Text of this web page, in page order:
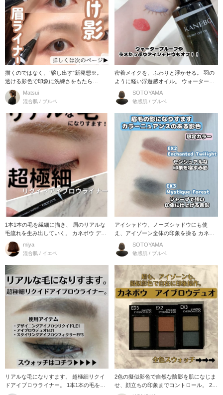
描くのではなく、“醸し出す”新発想※。
透ける影色で印象に洗練さをもたら
す、“透け影”眉ラ
Matsui
混合肌 / ブルベ
密着メイクを、ふわりと浮かせる。 羽の
ように軽い浮遊感オイル。 ウォータープ
ルーフマスカ
SOTOYAMA
敏感肌 / ブルベ
1本1本の毛を繊細に描き、 眉のリアルな
毛流れを生み出していく。 カネボウ デザ
イ
miya
混合肌 / イエベ
アイシャドウ、ノーズシャドウにも使
え、アイゾーン全体の印象を操る カネボ
ウ アイブロ
SOTOYAMA
敏感肌 / ブルベ
リアルな毛になりすます。 超極細リクイ
ドアイブロウライナー。 1本1本の毛を繊
細に
2色の擬似影色で自然な陰影を肌になじま
せ、顔立ちの印象までコントロール。 202
3年